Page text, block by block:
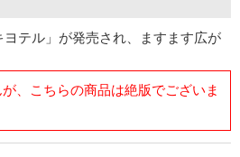
テル」が発売され、ますます広が
、こちらの商品は絶版でございま